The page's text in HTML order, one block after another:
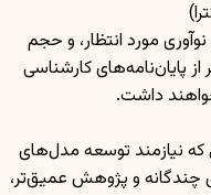
مورد انتظار، و حجم
از پایان‌نامه‌های کارشناسی
داشت.
که نیازمند توسعه مدل‌های
و پژوهش عمیق‌تر،